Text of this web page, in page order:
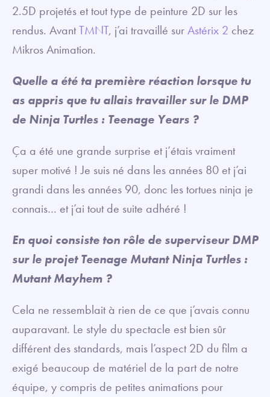
2.5D projetés et tout type de peinture 2D sur les
rendus. AvantTMNT, j’ai travaillé surAstérix 2 chez
Mikros Animation.
Quelle a été ta première réaction lorsque tu
as appris que tu allais travailler sur le DMP
de Ninja Turtles : Teenage Years ?
Ça a été une grande surprise et j’étais vraiment
super motivé ! Je suis né dans les années 80 et j’ai
grandi dans les années 90, donc les tortues ninja je
connais… et j’ai tout de suite adhéré !
En quoi consiste ton rôle de superviseur DMP
sur le projet Teenage Mutant Ninja Turtles :
Mutant Mayhem ?
Cela ne ressemblait à rien de ce que j’avais connu
auparavant. Le style du spectacle est bien sûr
différent des standards, mais l’aspect 2D du film a
exigé beaucoup de matériel de la part de notre
équipe, y compris de petites animations pour